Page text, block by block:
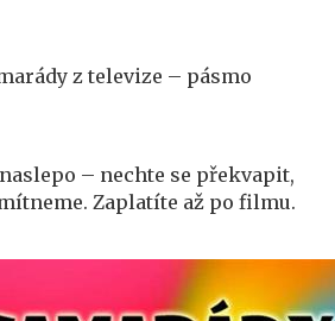
z televize – pásmo
– nechte se překvapit,
Zaplatíte až po filmu.